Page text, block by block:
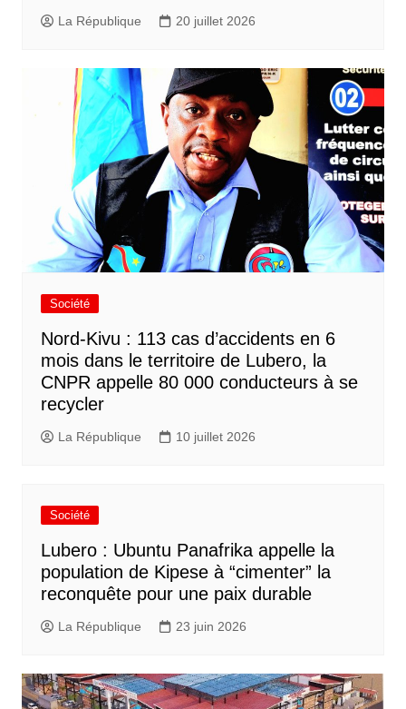
La République 20 juillet 2026
Société
Nord-Kivu : 113 cas d’accidents en 6
mois dans le territoire de Lubero, la
CNPR appelle 80 000 conducteurs à se
recycler
La République 10 juillet 2026
Société
Lubero : Ubuntu Panafrika appelle la
population de Kipese à “cimenter” la
reconquête pour une paix durable
La République 23 juin 2026